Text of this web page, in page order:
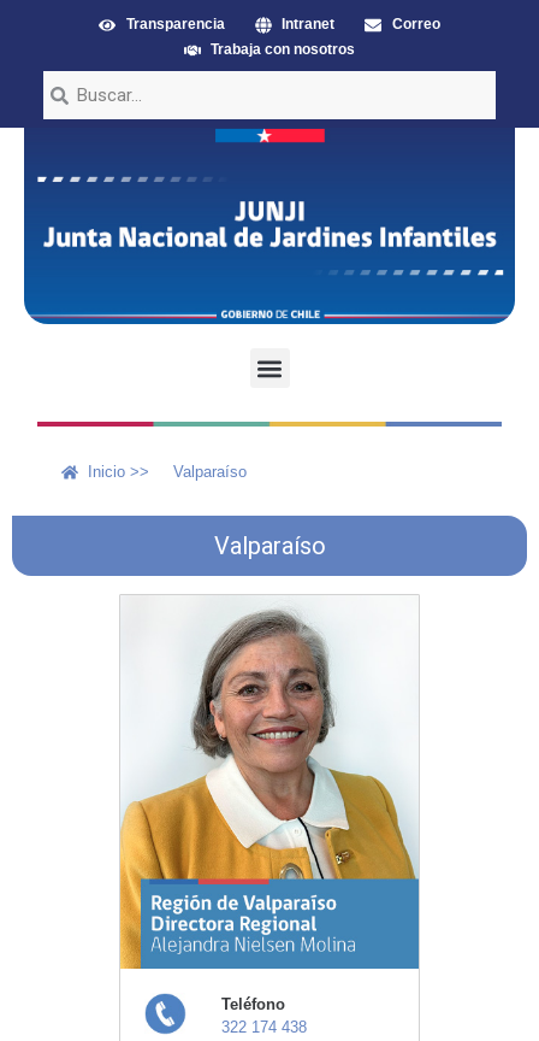
Transparencia Intranet
Correo
Trabaja con nosotros
Inicio >> Valparaíso
Valparaíso
Teléfono
322 174 438